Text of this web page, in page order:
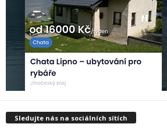
Sledujte nás na sociálních sítích